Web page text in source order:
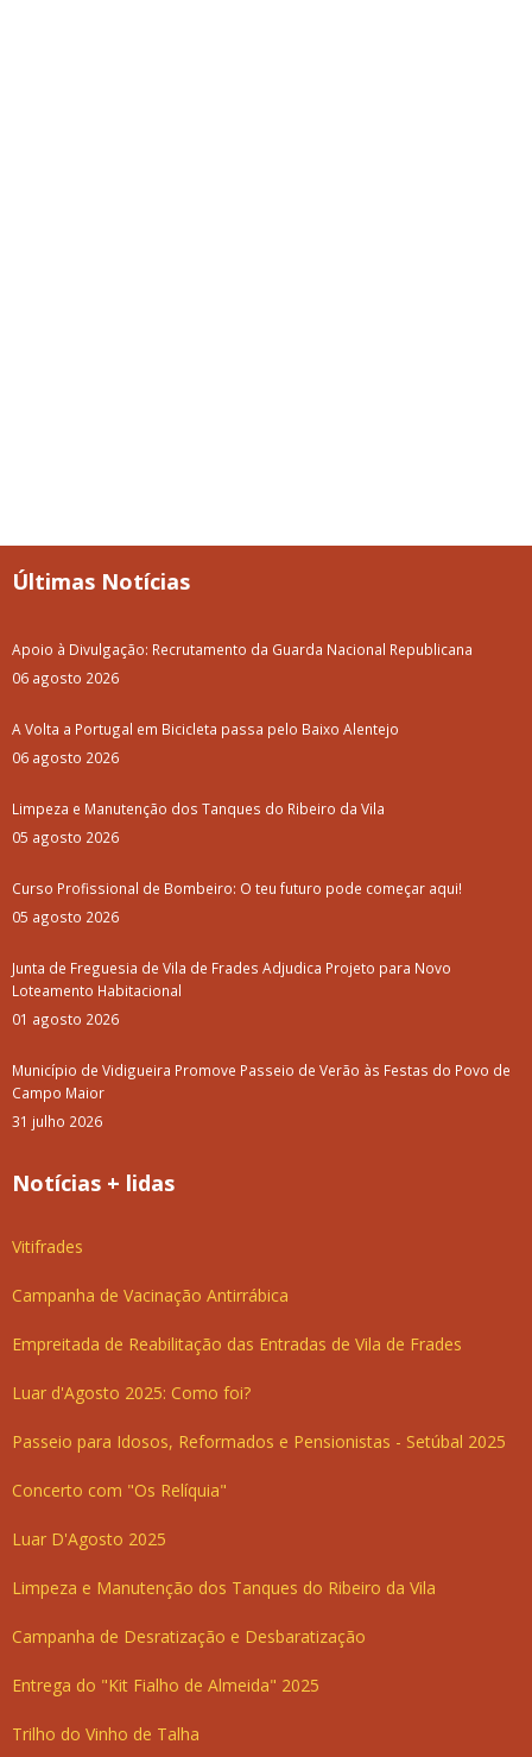
Últimas Notícias
Apoio à Divulgação: Recrutamento da Guarda Nacional Republicana
06 agosto 2026
A Volta a Portugal em Bicicleta passa pelo Baixo Alentejo
06 agosto 2026
Limpeza e Manutenção dos Tanques do Ribeiro da Vila
05 agosto 2026
Curso Profissional de Bombeiro: O teu futuro pode começar aqui!
05 agosto 2026
Junta de Freguesia de Vila de Frades Adjudica Projeto para Novo
Loteamento Habitacional
01 agosto 2026
Município de Vidigueira Promove Passeio de Verão às Festas do Povo de
Campo Maior
31 julho 2026
Notícias + lidas
Vitifrades
Campanha de Vacinação Antirrábica
Empreitada de Reabilitação das Entradas de Vila de Frades
Luar d'Agosto 2025: Como foi?
Passeio para Idosos, Reformados e Pensionistas - Setúbal 2025
Concerto com "Os Relíquia"
Luar D'Agosto 2025
Limpeza e Manutenção dos Tanques do Ribeiro da Vila
Campanha de Desratização e Desbaratização
Entrega do "Kit Fialho de Almeida" 2025
Trilho do Vinho de Talha